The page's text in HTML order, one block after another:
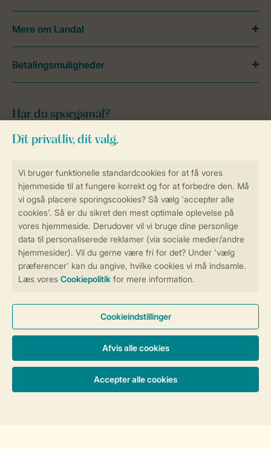
Sikker og hurtig online booking
Har du spørgsmål?
Se deofte stillede spørgsmål
Følg os
facebookinstagram
Tilmeld dig nyhedsbrevet - få op til 10 % rabat
Mere om Landal
Betalingsmuligheder